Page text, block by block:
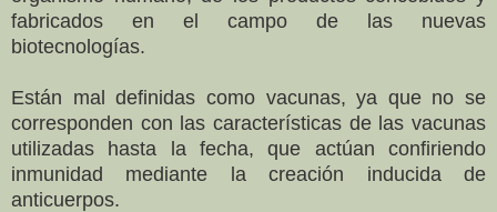
fabricados en el campo de las nuevas
biotecnologías.
Están mal definidas como vacunas, ya que no se
corresponden con las características de las vacunas
utilizadas hasta la fecha, que actúan confiriendo
inmunidad mediante la creación inducida de
anticuerpos.